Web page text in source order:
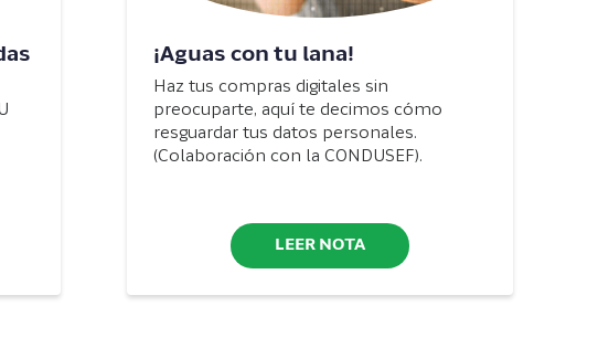
¡Aguas con tu lana!
Haz tus compras digitales sin
preocuparte, aquí te decimos cómo
resguardar tus datos personales.
(Colaboración con la CONDUSEF).
LEER NOTA